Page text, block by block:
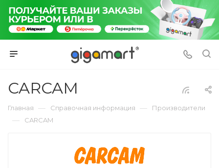
CARCAM
Главная — Справочная информация — Производители
— CARCAM